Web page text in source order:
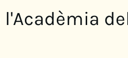
l'Acadèmia